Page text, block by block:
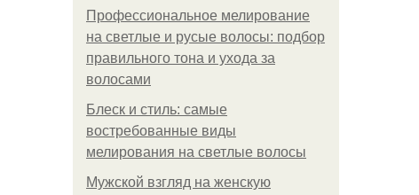
Профессиональное мелирование
на светлые и русые волосы: подбор
правильного тона и ухода за
волосами
Блеск и стиль: самые
востребованные виды
мелирования на светлые волосы
Мужской взгляд на женскую